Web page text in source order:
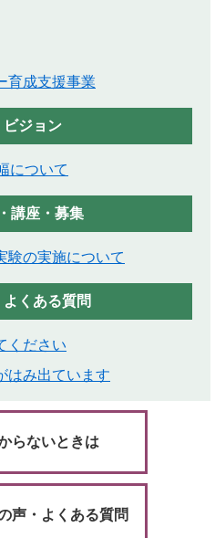
育成支援事業
ビジョン
について
講座・募集
験の実施について
くある質問
ください
はみ出ています
らないときは
声・よくある質問